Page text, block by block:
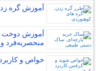
آموزش گره
آموزش
منحصربه‌فرد و
خواص و